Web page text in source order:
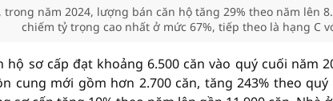
trong năm 2024, lượng bán căn hộ tăng 29% theo năm lên
chiếm tỷ trọng cao nhất ở mức 67%, tiếp theo là hạng C
hộ sơ cấp đạt khoảng 6.500 căn vào quý cuối năm
cung mới gồm hơn 2.700 căn, tăng 243% theo